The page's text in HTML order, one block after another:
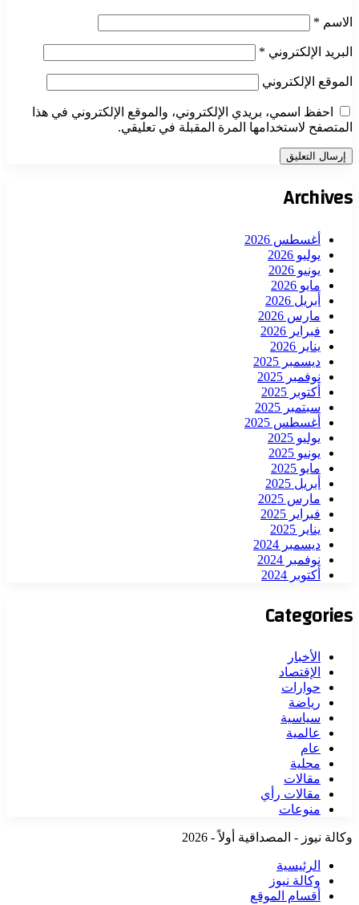
الاسم *
البريد الإلكتروني *
الموقع الإلكتروني
احفظ اسمي، بريدي الإلكتروني، والموقع الإلكتروني في هذا
المتصفح لاستخدامها المرة المقبلة في تعليقي.
Archives
أغسطس 2026
يوليو 2026
يونيو 2026
مايو 2026
أبريل 2026
مارس 2026
فبراير 2026
يناير 2026
ديسمبر 2025
نوفمبر 2025
أكتوبر 2025
سبتمبر 2025
أغسطس 2025
يوليو 2025
يونيو 2025
مايو 2025
أبريل 2025
مارس 2025
فبراير 2025
يناير 2025
ديسمبر 2024
نوفمبر 2024
أكتوبر 2024
Categories
الأخبار
الإقتصاد
حوارات
رياضة
سياسية
عالمية
عام
محلية
مقالات
مقالات رأي
منوعات
وكالة نيوز - المصداقية أولاً - 2026
الرئيسية
وكالة نيوز
أقسام الموقع